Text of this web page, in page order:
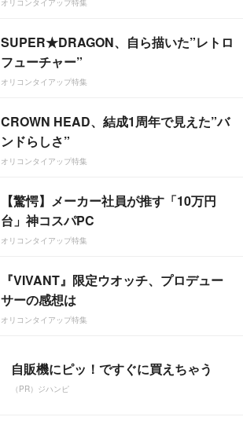
オリコンタイアップ特集
SUPER★DRAGON、自ら描いた”レトロ
フューチャー”
オリコンタイアップ特集
CROWN HEAD、結成1周年で見えた”バ
ンドらしさ”
オリコンタイアップ特集
【驚愕】メーカー社員が推す「10万円
台」神コスパPC
オリコンタイアップ特集
『VIVANT』限定ウオッチ、プロデュー
サーの感想は
オリコンタイアップ特集
自販機にピッ！ですぐに買えちゃう
（PR）ジハンピ